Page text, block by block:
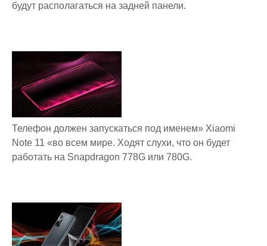
будут располагаться на задней панели.
Телефон должен запускаться под именем» Xiaomi
Note 11 «во всем мире. Ходят слухи, что он будет
работать на Snapdragon 778G или 780G.